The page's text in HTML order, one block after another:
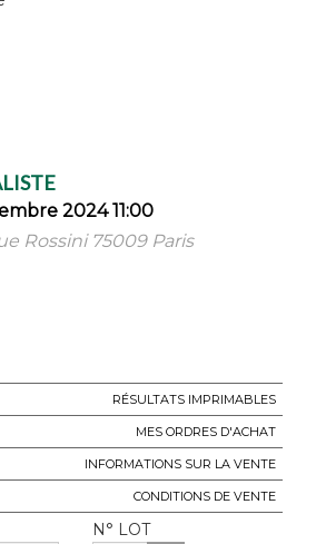
2024 11:00
Rossini 75009 Paris
RÉSULTATS IMPRIMABLES
MES ORDRES D'ACHAT
INFORMATIONS SUR LA VENTE
CONDITIONS DE VENTE
N° LOT